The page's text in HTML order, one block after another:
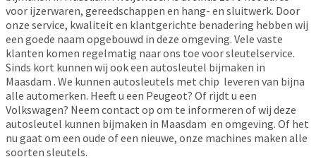
voor ijzerwaren, gereedschappen en hang- en sluitwerk. Door
onze service, kwaliteit en klantgerichte benadering hebben wij
een goede naam opgebouwd in deze omgeving. Vele vaste
klanten komen regelmatig naar ons toe voor sleutelservice.
Sinds kort kunnen wij ook een autosleutel bijmaken in
Maasdam . We kunnen autosleutels met chip leveren van bijna
alle automerken. Heeft u een Peugeot? Of rijdt u een
Volkswagen? Neem contact op om te informeren of wij deze
autosleutel kunnen bijmaken in Maasdam en omgeving. Of het
nu gaat om een oude of een nieuwe, onze machines maken alle
soorten sleutels.